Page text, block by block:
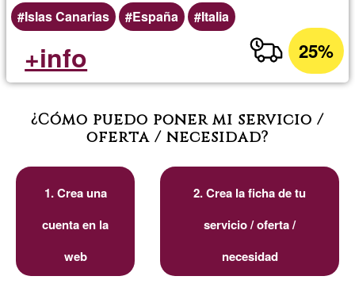
Islas Canarias
España Italia
25%
+info
¿Cómo puedo poner mi servicio /
oferta / necesidad?
1. Crea una
cuenta en la
web
2. Crea la ficha de tu
servicio / oferta /
necesidad